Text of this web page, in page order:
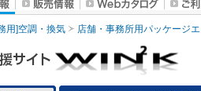
用]空調・換気 店舗・事務所用パッケージ